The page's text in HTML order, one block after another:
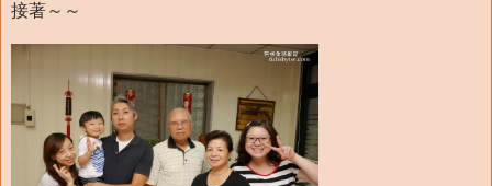
接著～～